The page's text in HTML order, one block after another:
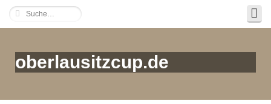
oberlausitzcup.de